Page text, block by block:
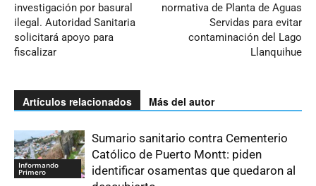
investigación por basural
ilegal. Autoridad Sanitaria
solicitará apoyo para
fiscalizar
normativa de Planta de Aguas
Servidas para evitar
contaminación del Lago
Llanquihue
Artículos relacionados Más del autor
Informando
Primero
Sumario sanitario contra Cementerio
Católico de Puerto Montt: piden
identificar osamentas que quedaron al